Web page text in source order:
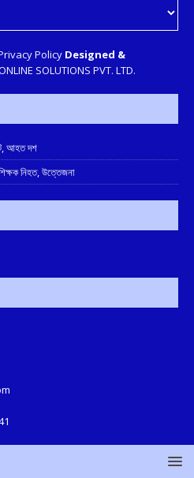
Policy Designed &
SOLUTIONS PVT. LTD.
আহত দশ
নিহত, উত্তেজনা